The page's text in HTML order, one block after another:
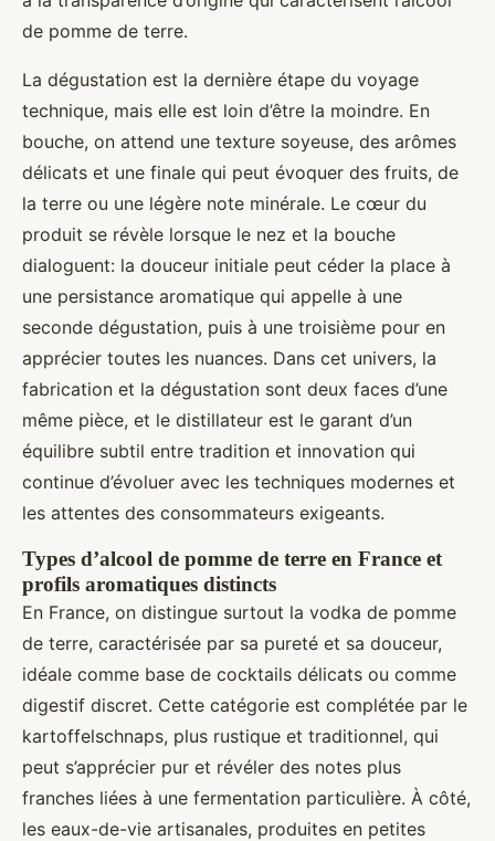
de pomme de terre.
La dégustation est la dernière étape du voyage
technique, mais elle est loin d’être la moindre. En
bouche, on attend une texture soyeuse, des arômes
délicats et une finale qui peut évoquer des fruits, de
la terre ou une légère note minérale. Le cœur du
produit se révèle lorsque le nez et la bouche
dialoguent: la douceur initiale peut céder la place à
une persistance aromatique qui appelle à une
seconde dégustation, puis à une troisième pour en
apprécier toutes les nuances. Dans cet univers, la
fabrication et la dégustation sont deux faces d’une
même pièce, et le distillateur est le garant d’un
équilibre subtil entre tradition et innovation qui
continue d’évoluer avec les techniques modernes et
les attentes des consommateurs exigeants.
Types d’alcool de pomme de terre en France et
profils aromatiques distincts
En France, on distingue surtout la vodka de pomme
de terre, caractérisée par sa pureté et sa douceur,
idéale comme base de cocktails délicats ou comme
digestif discret. Cette catégorie est complétée par le
kartoffelschnaps, plus rustique et traditionnel, qui
peut s’apprécier pur et révéler des notes plus
franches liées à une fermentation particulière. À côté,
les eaux-de-vie artisanales, produites en petites